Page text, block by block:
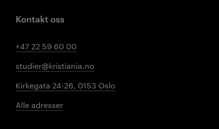
Kontakt oss
+47 22 59 60 00
studier@kristiania.no
Kirkegata 24-26, 0153 Oslo
Alle adresser